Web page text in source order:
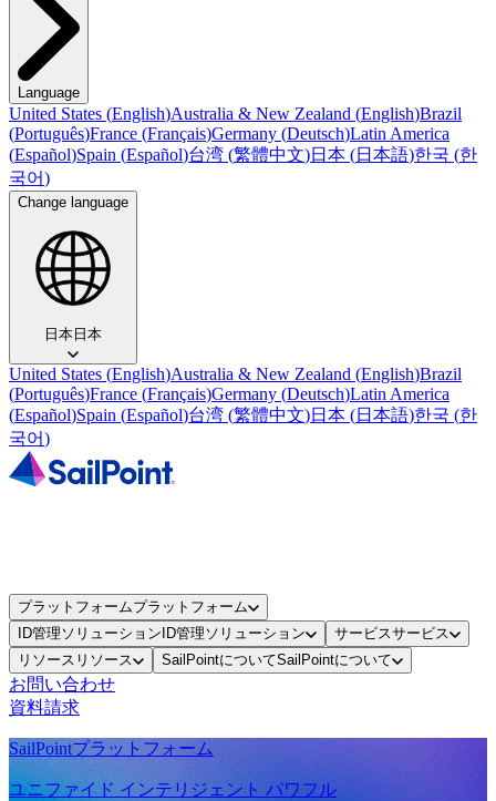
Language
United States (English)Australia & New Zealand (English)Brazil
(Português)France (Français)Germany (Deutsch)Latin America
(Español)Spain (Español)台湾 (繁體中文)日本 (日本語)한국 (한
국어)
Change language
日本日本
United States (English)Australia & New Zealand (English)Brazil
(Português)France (Français)Germany (Deutsch)Latin America
(Español)Spain (Español)台湾 (繁體中文)日本 (日本語)한국 (한
국어)
プラットフォームプラットフォーム
ID管理ソリューション ID管理ソリューション サービスサービス
リソース リソース SailPointについてSailPointについて
お問い合わせ
資料請求
SailPointプラットフォーム
ユニファイド インテリジェント パワフル